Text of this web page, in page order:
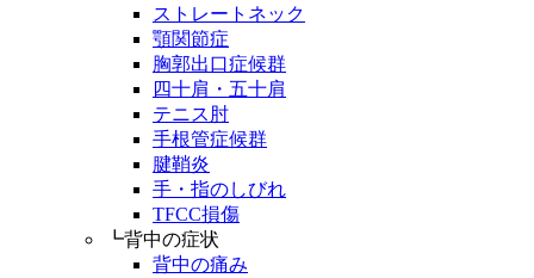
ストレートネック
顎関節症
胸郭出口症候群
四十肩・五十肩
テニス肘
手根管症候群
腱鞘炎
手・指のしびれ
TFCC損傷
┗背中の症状
背中の痛み